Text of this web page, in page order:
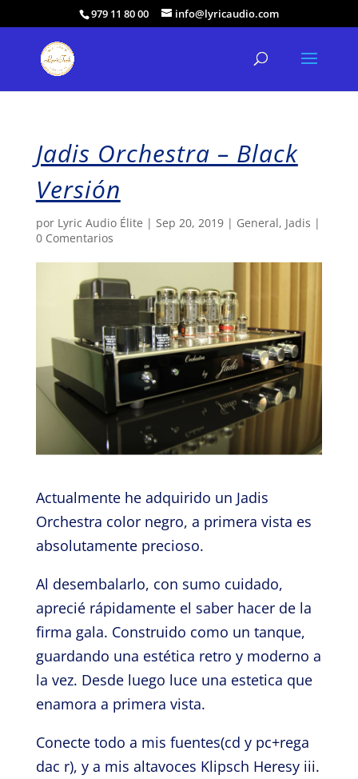
979 11 80 00 info@lyricaudio.com
Jadis Orchestra – Black
Versión
por Lyric Audio Élite | Sep 20, 2019| General, Jadis |
0 Comentarios
Actualmente he adquirido un Jadis
Orchestra color negro, a primera vista es
absolutamente precioso.
Al desembalarlo, con sumo cuidado,
aprecié rápidamente el saber hacer de la
firma gala. Construido como un tanque,
guardando una estética retro y moderno a
la vez. Desde luego luce una estetica que
enamora a primera vista.
Conecte todo a mis fuentes(cd y pc+rega
dac r), y a mis altavoces Klipsch Heresy iii.